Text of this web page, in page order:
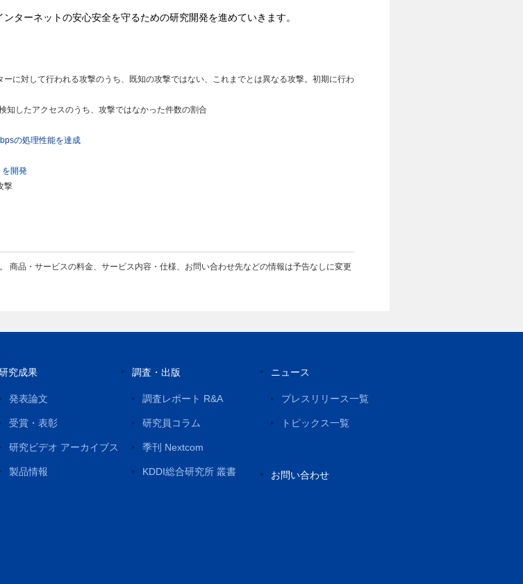
ターネットの安心安全を守るための研究開発を進めていきます。
に対して行われる攻撃のうち、既知の攻撃ではない、これまでとは異なる攻撃。初期に行わ
知したアクセスのうち、攻撃ではなかった件数の割合
の処理性能を達成
を開発
撃
商品・サービスの料金、サービス内容・仕様、お問い合わせ先などの情報は予告なしに変更
究成果
発表論文
受賞・表彰
研究ビデオ アーカイブス
製品情報
調査・出版
調査レポート R&A
研究員コラム
季刊 Nextcom
KDDI総合研究所 叢書
ニュース
プレスリリース一覧
トピックス一覧
お問い合わせ